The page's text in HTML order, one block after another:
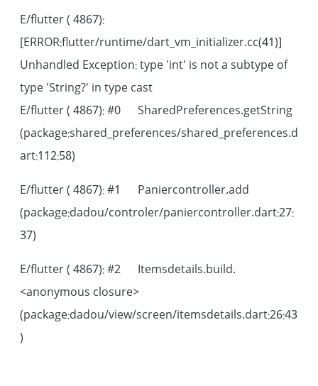
E/flutter ( 4867):
[ERROR:flutter/runtime/dart_vm_initializer.cc(41)]
Unhandled Exception: type 'int' is not a subtype of
type 'String?' in type cast
E/flutter ( 4867): #0 SharedPreferences.getString
(package:shared_preferences/shared_preferences.d
art:112:58)
E/flutter ( 4867): #1 Paniercontroller.add
(package:dadou/controler/paniercontroller.dart:27:
37)
E/flutter ( 4867): #2 Itemsdetails.build.
<anonymous closure>
(package:dadou/view/screen/itemsdetails.dart:26:43